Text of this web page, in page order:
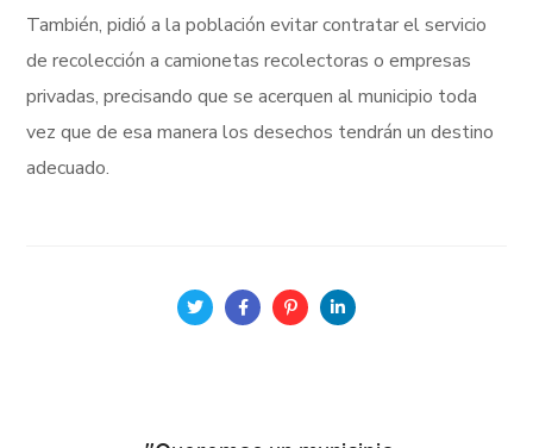
También, pidió a la población evitar contratar el servicio
de recolección a camionetas recolectoras o empresas
privadas, precisando que se acerquen al municipio toda
vez que de esa manera los desechos tendrán un destino
adecuado.